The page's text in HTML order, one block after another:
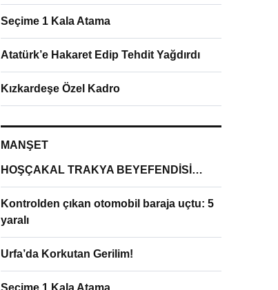
Seçime 1 Kala Atama
Atatürk’e Hakaret Edip Tehdit Yağdırdı
Kızkardeşe Özel Kadro
MANŞET
HOŞÇAKAL TRAKYA BEYEFENDİSİ…
Kontrolden çıkan otomobil baraja uçtu: 5
yaralı
Urfa’da Korkutan Gerilim!
Seçime 1 Kala Atama